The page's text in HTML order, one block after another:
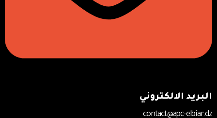
البريد الالكتروني
contact@apc-elbiar.dz